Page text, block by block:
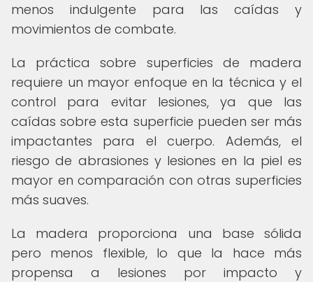
menos indulgente para las caídas y
movimientos de combate.
La práctica sobre superficies de madera
requiere un mayor enfoque en la técnica y el
control para evitar lesiones, ya que las
caídas sobre esta superficie pueden ser más
impactantes para el cuerpo. Además, el
riesgo de abrasiones y lesiones en la piel es
mayor en comparación con otras superficies
más suaves.
La madera proporciona una base sólida
pero menos flexible, lo que la hace más
propensa a lesiones por impacto y